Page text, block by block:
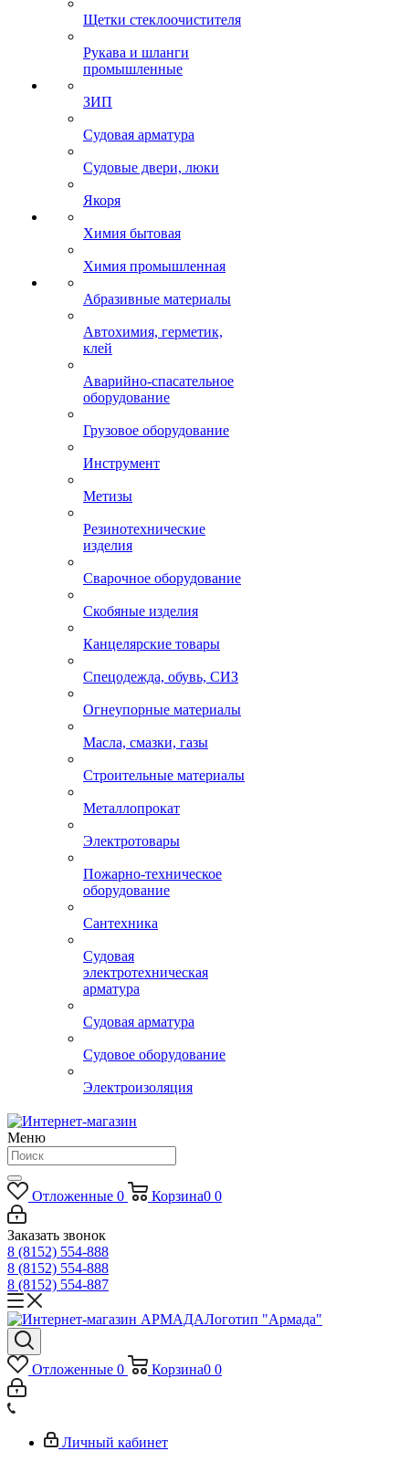
Щетки стеклоочистителя
Рукава и шланги
промышленные
ЗИП
Судовая арматура
Судовые двери, люки
Якоря
Химия бытовая
Химия промышленная
Абразивные материалы
Автохимия, герметик,
клей
Аварийно-спасательное
оборудование
Грузовое оборудование
Инструмент
Метизы
Резинотехнические
изделия
Сварочное оборудование
Скобяные изделия
Канцелярские товары
Спецодежда, обувь, СИЗ
Огнеупорные материалы
Масла, смазки, газы
Строительные материалы
Металлопрокат
Электротовары
Пожарно-техническое
оборудование
Сантехника
Судовая
электротехническая
арматура
Судовая арматура
Судовое оборудование
Электроизоляция
Меню
Отложенные 0 Корзина0 0
Заказать звонок
8 (8152) 554-888
8 (8152) 554-888
8 (8152) 554-887
Логотип "Армада"
Отложенные 0 Корзина0 0
Личный кабинет